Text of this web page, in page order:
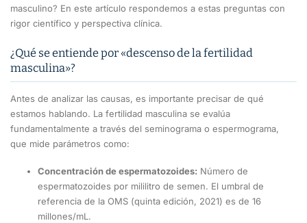
masculino? En este artículo respondemos a estas preguntas con
rigor científico y perspectiva clínica.
¿Qué se entiende por «descenso de la fertilidad
masculina»?
Antes de analizar las causas, es importante precisar de qué
estamos hablando. La fertilidad masculina se evalúa
fundamentalmente a través del seminograma o espermograma,
que mide parámetros como:
Concentración de espermatozoides: Número de
espermatozoides por mililitro de semen. El umbral de
referencia de la OMS (quinta edición, 2021) es de 16
millones/mL.